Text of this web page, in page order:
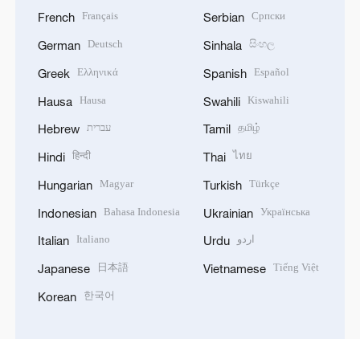
French Français
German Deutsch
Greek Ελληνικά
Hausa Hausa
Hebrew עברית
Hindi हिन्दी
Hungarian Magyar
Indonesian Bahasa Indonesia
Italian Italiano
Japanese 日本語
Korean 한국어
Serbian Српски
Sinhala සිංහල
Spanish Español
Swahili Kiswahili
Tamil தமிழ்
Thai ไทย
Turkish Türkçe
Ukrainian Українська
Urdu اردو
Vietnamese Tiếng Việt